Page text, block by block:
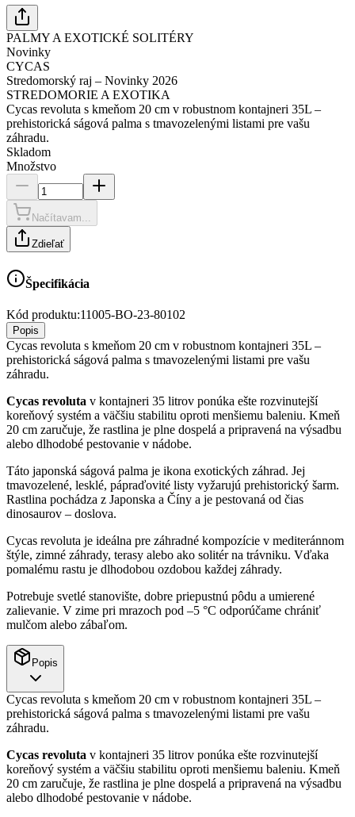
PALMY A EXOTICKÉ SOLITÉRY
Novinky
CYCAS
Stredomorský raj – Novinky 2026
STREDOMORIE A EXOTIKA
Cycas revoluta s kmeňom 20 cm v robustnom kontajneri 35L –
prehistorická ságová palma s tmavozelenými listami pre vašu
záhradu.
Skladom
Množstvo
Načítavam...
Zdieľať
Špecifikácia
Kód produktu:11005-BO-23-80102
Popis
Cycas revoluta s kmeňom 20 cm v robustnom kontajneri 35L –
prehistorická ságová palma s tmavozelenými listami pre vašu
záhradu.
Cycas revoluta v kontajneri 35 litrov ponúka ešte rozvinutejší
koreňový systém a väčšiu stabilitu oproti menšiemu baleniu. Kmeň
20 cm zaručuje, že rastlina je plne dospelá a pripravená na výsadbu
alebo dlhodobé pestovanie v nádobe.
Táto japonská ságová palma je ikona exotických záhrad. Jej
tmavozelené, lesklé, pápraďovité listy vyžarujú prehistorický šarm.
Rastlina pochádza z Japonska a Číny a je pestovaná od čias
dinosaurov – doslova.
Cycas revoluta je ideálna pre záhradné kompozície v mediteránnom
štýle, zimné záhrady, terasy alebo ako solitér na trávniku. Vďaka
pomalému rastu je dlhodobou ozdobou každej záhrady.
Potrebuje svetlé stanovište, dobre priepustnú pôdu a umierené
zalievanie. V zime pri mrazoch pod –5 °C odporúčame chrániť
mulčom alebo zábaľom.
Popis
Cycas revoluta s kmeňom 20 cm v robustnom kontajneri 35L –
prehistorická ságová palma s tmavozelenými listami pre vašu
záhradu.
Cycas revoluta v kontajneri 35 litrov ponúka ešte rozvinutejší
koreňový systém a väčšiu stabilitu oproti menšiemu baleniu. Kmeň
20 cm zaručuje, že rastlina je plne dospelá a pripravená na výsadbu
alebo dlhodobé pestovanie v nádobe.